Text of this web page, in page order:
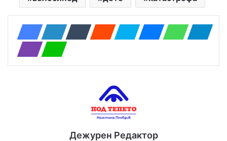
Дежурен Редактор